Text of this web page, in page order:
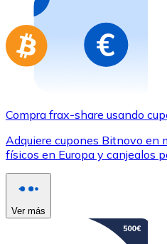
Ir a la tienda de tarjetas
Compra frax-share usando
Adquiere cupones Bitnovo en
físicos en Europa y canjealos
Ver más